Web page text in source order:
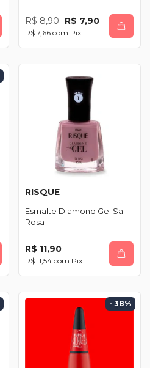
R$ 8,90 R$ 7,90
R$ 7,66 com Pix
RISQUE
Esmalte Diamond Gel Sal
Rosa
R$ 11,90
R$ 11,54 com Pix
- 38%